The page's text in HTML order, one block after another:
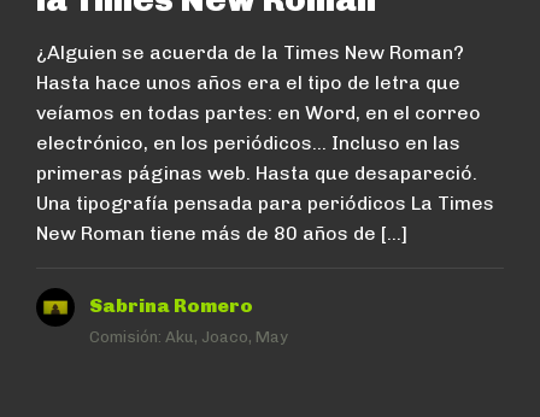
¿Alguien se acuerda de la Times New Roman?
Hasta hace unos años era el tipo de letra que
veíamos en todas partes: en Word, en el correo
electrónico, en los periódicos… Incluso en las
primeras páginas web. Hasta que desapareció.
Una tipografía pensada para periódicos La Times
New Roman tiene más de 80 años de […]
Sabrina Romero
Comisión: Aku, Joaco, May